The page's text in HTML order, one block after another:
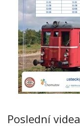
Poslední videa